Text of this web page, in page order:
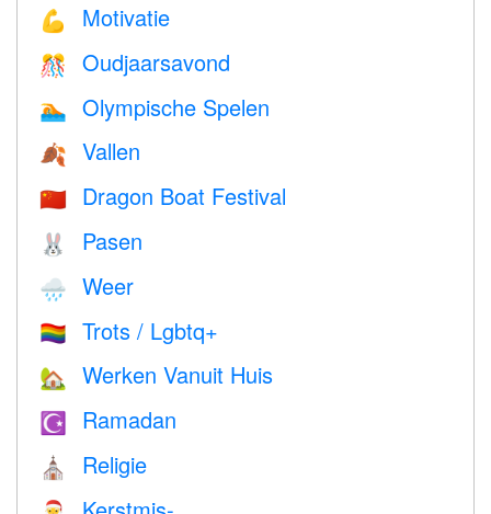
💪 Motivatie
🎊 Oudjaarsavond
🏊 Olympische Spelen
🍂 Vallen
🇨🇳 Dragon Boat Festival
🐰 Pasen
🌧 Weer
🏳️‍🌈 Trots / Lgbtq+
🏡 Werken Vanuit Huis
☪️ Ramadan
⛪️ Religie